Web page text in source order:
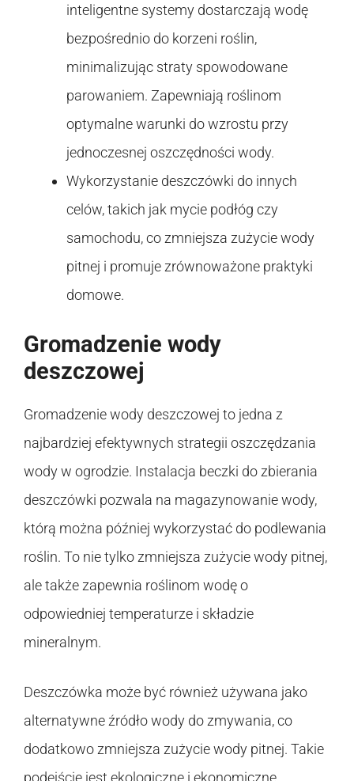
inteligentne systemy dostarczają wodę
bezpośrednio do korzeni roślin,
minimalizując straty spowodowane
parowaniem. Zapewniają roślinom
optymalne warunki do wzrostu przy
jednoczesnej oszczędności wody.
Wykorzystanie deszczówki do innych
celów, takich jak mycie podłóg czy
samochodu, co zmniejsza zużycie wody
pitnej i promuje zrównoważone praktyki
domowe.
Gromadzenie wody
deszczowej
Gromadzenie wody deszczowej to jedna z
najbardziej efektywnych strategii oszczędzania
wody w ogrodzie. Instalacja beczki do zbierania
deszczówki pozwala na magazynowanie wody,
którą można później wykorzystać do podlewania
roślin. To nie tylko zmniejsza zużycie wody pitnej,
ale także zapewnia roślinom wodę o
odpowiedniej temperaturze i składzie
mineralnym.
Deszczówka może być również używana jako
alternatywne źródło wody do zmywania, co
dodatkowo zmniejsza zużycie wody pitnej. Takie
podejście jest ekologiczne i ekonomiczne,